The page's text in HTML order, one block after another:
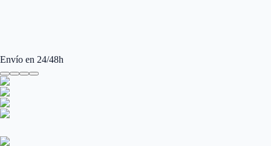
Gafas de sol Ray-Ban Jackie Ohh RB4101 710/T5 para Mujer. Gafas
Gafas de sol Ray-Ban Jackie Ohh RB4101 710/T5 para Mujer. Gafas
Envío en 24/48h